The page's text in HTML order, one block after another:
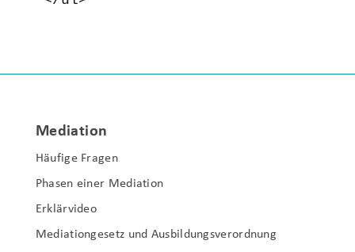
Mediation
Häufige Fragen
Phasen einer Mediation
Erklärvideo
Mediationgesetz und Ausbildungsverordnung